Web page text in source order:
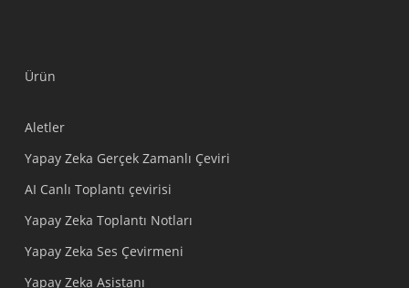
Ürün
Aletler
Yapay Zeka Gerçek Zamanlı Çeviri
AI Canlı Toplantı çevirisi
Yapay Zeka Toplantı Notları
Yapay Zeka Ses Çevirmeni
Yapay Zeka Asistanı